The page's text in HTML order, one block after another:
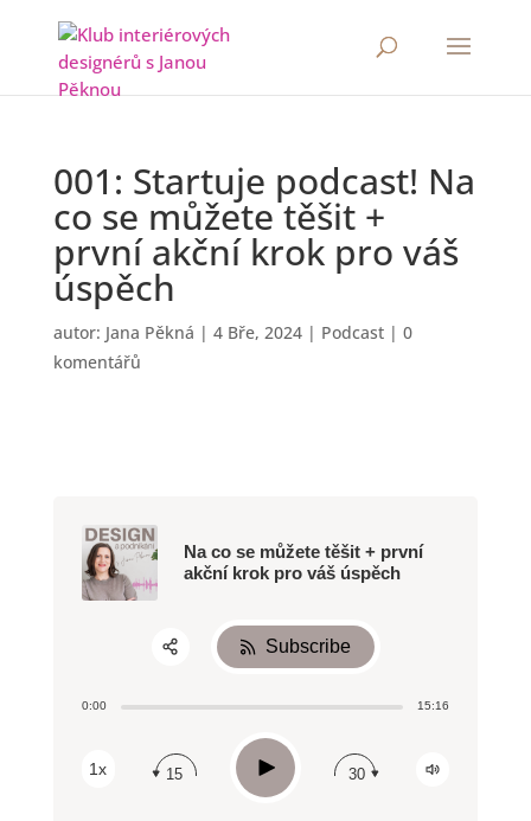
001: Startuje podcast! Na
co se můžete těšit +
první akční krok pro váš
úspěch
autor: Jana Pěkná | 4 Bře, 2024| Podcast| 0
komentářů
Na co se můžete těšit + první
akční krok pro váš úspěch
0:00 15:16
1x 15 Play 30
Subscribe
Share:
RSS
Apple Podcast
Spotify